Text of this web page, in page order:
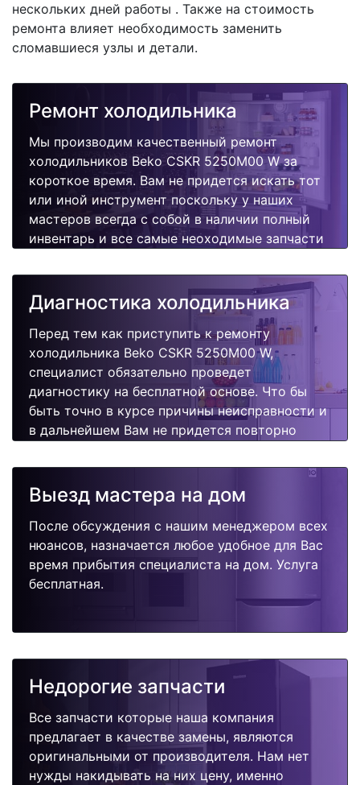
нескольких дней работы . Также на стоимость
ремонта влияет необходимость заменить
сломавшиеся узлы и детали.
Ремонт холодильника
Мы производим качественный ремонт
холодильников Beko CSKR 5250M00 W за
короткое время. Вам не придется искать тот
или иной инструмент поскольку у наших
мастеров всегда с собой в наличии полный
инвентарь и все самые неоходимые запчасти
быстро, качественно и недорого.
Диагностика холодильника
Перед тем как приступить к ремонту
холодильника Beko CSKR 5250M00 W,
специалист обязательно проведет
диагностику на бесплатной основе. Что бы
быть точно в курсе причины неисправности и
в дальнейшем Вам не придется повторно
поломок.
Выезд мастера на дом
После обсуждения с нашим менеджером всех
нюансов, назначается любое удобное для Вас
время прибытия специалиста на дом. Услуга
бесплатная.
Недорогие запчасти
Все запчасти которые наша компания
предлагает в качестве замены, являются
оригинальными от производителя. Нам нет
нужды накидывать на них цену, именно